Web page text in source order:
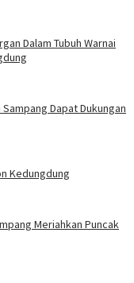
Dalam Tubuh Warnai
Dapat Dukungan
Kedungdung
Meriahkan Puncak